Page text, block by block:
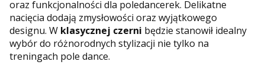
oraz funkcjonalności dla poledancerek. Delikatne
nacięcia dodają zmysłowości oraz wyjątkowego
designu. W klasycznej czerni będzie stanowił idealny
wybór do różnorodnych stylizacji nie tylko na
treningach pole dance.